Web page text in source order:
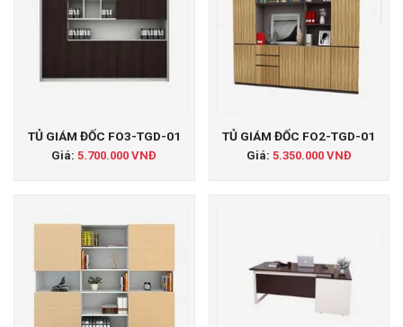
TỦ GIÁM ĐỐC FO3-TGD-01
Giá:5.700.000 VNĐ
TỦ GIÁM ĐỐC FO2-TGD-01
Giá: 5.350.000 VNĐ